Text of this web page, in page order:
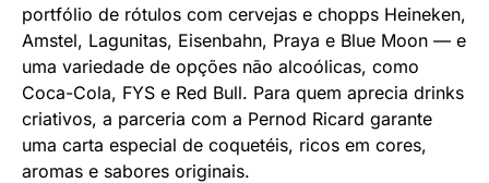
portfólio de rótulos com cervejas e chopps Heineken,
Amstel, Lagunitas, Eisenbahn, Praya e Blue Moon — e
uma variedade de opções não alcoólicas, como
Coca-Cola, FYS e Red Bull. Para quem aprecia drinks
criativos, a parceria com a Pernod Ricard garante
uma carta especial de coquetéis, ricos em cores,
aromas e sabores originais.